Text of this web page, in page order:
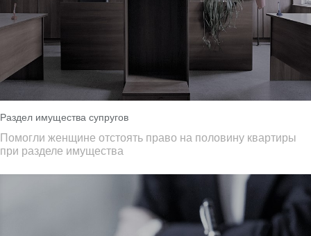
Раздел имущества супругов
Помогли женщине отстоять право на половину квартиры
при разделе имущества